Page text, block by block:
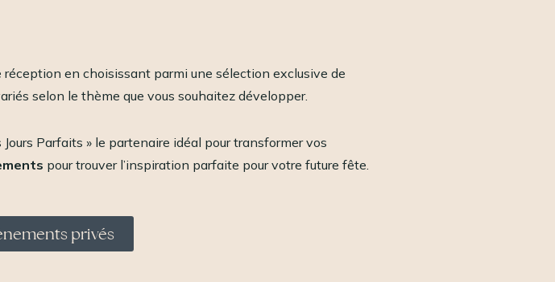
réception en choisissant parmi une sélection exclusive de
selon le thème que vous souhaitez développer.
Parfaits » le partenaire idéal pour transformer vos
pour trouver l’inspiration parfaite pour votre future fête.
privés